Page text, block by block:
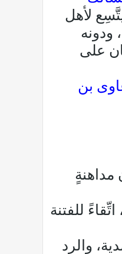
لأهل
ودونه
على
بن
مداهنةٍ
للفتنة
والرد